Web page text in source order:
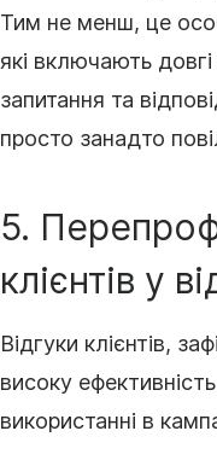
Тим не менш, це
які включають
запитання та
просто занадто
5.
клієнтів у
Відгуки клієнтів,
високу ефективність
використанні в